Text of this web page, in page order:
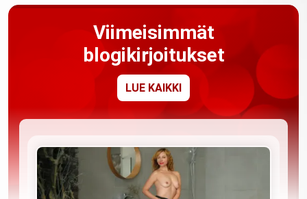
Viimeisimmät
blogikirjoitukset
LUE KAIKKI